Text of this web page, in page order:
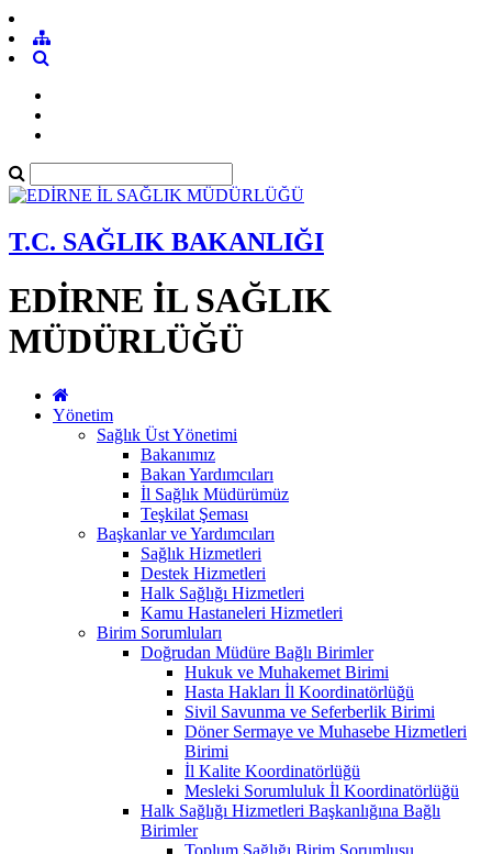
T.C. SAĞLIK BAKANLIĞI
EDİRNE İL SAĞLIK
MÜDÜRLÜĞÜ
Yönetim
Sağlık Üst Yönetimi
Bakanımız
Bakan Yardımcıları
İl Sağlık Müdürümüz
Teşkilat Şeması
Başkanlar ve Yardımcıları
Sağlık Hizmetleri
Destek Hizmetleri
Halk Sağlığı Hizmetleri
Kamu Hastaneleri Hizmetleri
Birim Sorumluları
Doğrudan Müdüre Bağlı Birimler
Hukuk ve Muhakemet Birimi
Hasta Hakları İl Koordinatörlüğü
Sivil Savunma ve Seferberlik Birimi
Döner Sermaye ve Muhasebe Hizmetleri
Birimi
İl Kalite Koordinatörlüğü
Mesleki Sorumluluk İl Koordinatörlüğü
Halk Sağlığı Hizmetleri Başkanlığına Bağlı
Birimler
Toplum Sağlığı Birim Sorumlusu